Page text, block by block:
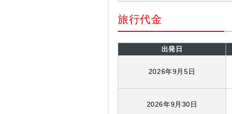
旅行代金
出発日
2026年9月5日
2026年9月30日